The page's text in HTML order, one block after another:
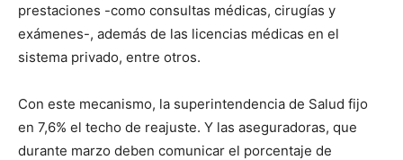
prestaciones -como consultas médicas, cirugías y
exámenes-, además de las licencias médicas en el
sistema privado, entre otros.
Con este mecanismo, la superintendencia de Salud fijo
en 7,6% el techo de reajuste. Y las aseguradoras, que
durante marzo deben comunicar el porcentaje de